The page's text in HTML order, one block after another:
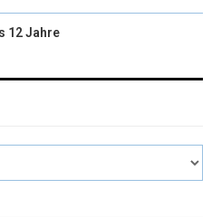
12 Jahre